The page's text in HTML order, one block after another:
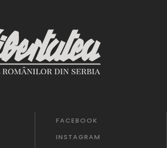
FACEBOOK
INSTAGRAM